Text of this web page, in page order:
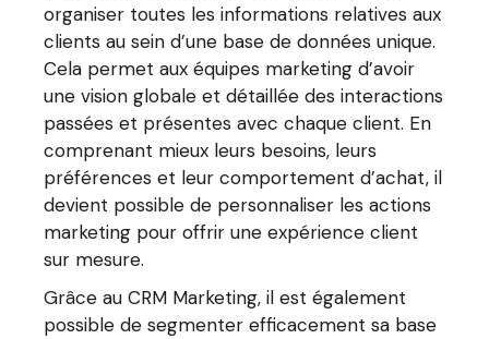
organiser toutes les informations relatives aux
clients au sein d’une base de données unique.
Cela permet aux équipes marketing d’avoir
une vision globale et détaillée des interactions
passées et présentes avec chaque client. En
comprenant mieux leurs besoins, leurs
préférences et leur comportement d’achat, il
devient possible de personnaliser les actions
marketing pour offrir une expérience client
sur mesure.
Grâce au CRM Marketing, il est également
possible de segmenter efficacement sa base